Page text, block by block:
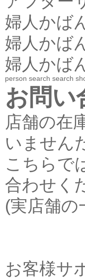
婦人かば
婦人かば
婦人かば
person search search
お問い
店舗の在
いません
こちらで
合わせく
(実店舗の
お客様サ